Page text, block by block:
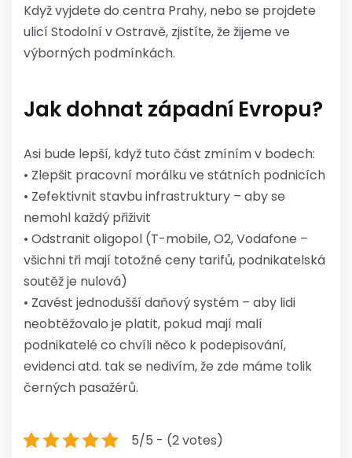
Když vyjdete do centra Prahy, nebo se projdete
ulicí Stodolní v Ostravě, zjistíte, že žijeme ve
výborných podmínkách.
Jak dohnat západní Evropu?
Asi bude lepší, když tuto část zmíním v bodech:
• Zlepšit pracovní morálku ve státních podnicích
• Zefektivnit stavbu infrastruktury – aby se
nemohl každý přiživit
• Odstranit oligopol (T-mobile, O2, Vodafone –
všichni tři mají totožné ceny tarifů, podnikatelská
soutěž je nulová)
• Zavést jednodušší daňový systém – aby lidi
neobtěžovalo je platit, pokud mají malí
podnikatelé co chvíli něco k podepisování,
evidenci atd. tak se nedivím, že zde máme tolik
černých pasažérů.
5/5 - (2 votes)